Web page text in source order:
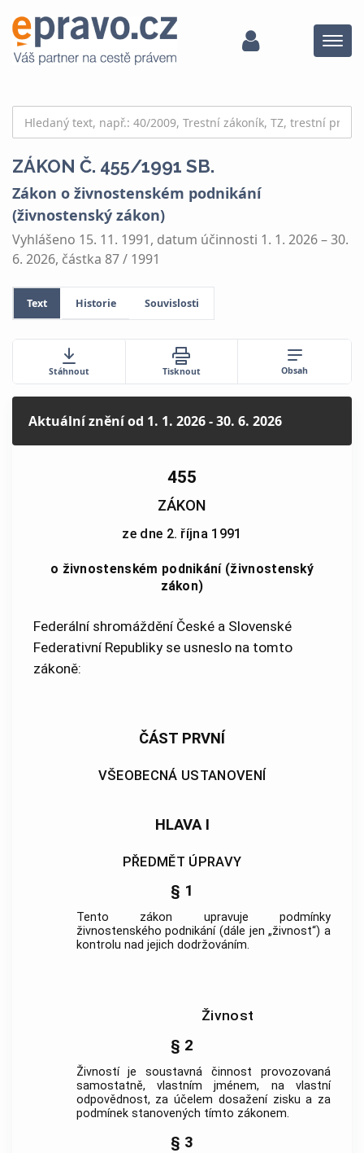
Menu
ZÁKON Č. 455/1991 SB.
Zákon o živnostenském podnikání
(živnostenský zákon)
Vyhlášeno 15. 11. 1991, datum účinnosti 1. 1. 2026 – 30.
6. 2026, částka 87 / 1991
Text Historie Souvislosti
Stáhnout Tisknout Obsah
Aktuální zněníod 1. 1. 2026 - 30. 6. 2026
455
ZÁKON
ze dne 2. října 1991
o živnostenském podnikání (živnostenský
zákon)
Federální shromáždění České a Slovenské
Federativní Republiky se usneslo na tomto
zákoně:
ČÁST PRVNÍ
VŠEOBECNÁ USTANOVENÍ
HLAVA I
PŘEDMĚT ÚPRAVY
§ 1
Tento zákon upravuje podmínky
živnostenského podnikání (dále jen „živnost“) a
kontrolu nad jejich dodržováním.
Živnost
§ 2
Živnostíje soustavná činnost provozovaná
samostatně, vlastním jménem, na vlastní
odpovědnost, za účelem dosažení zisku a za
podmínek stanovených tímto zákonem.
§ 3